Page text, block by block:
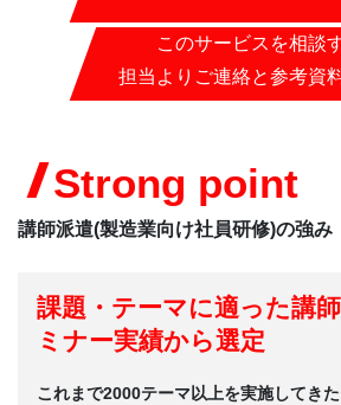
このサービスを相談
担当よりご連絡と参考資
Strong point
講師派遣(製造業向け社員研修)の強み
課題・テーマに適った講
ミナー実績から選定
これまで2000テーマ以上を実施してき